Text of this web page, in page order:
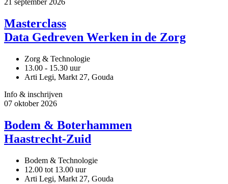
21 september 2026
Masterclass
Data Gedreven Werken in de Zorg
Zorg & Technologie
13.00 - 15.30 uur
Arti Legi, Markt 27, Gouda
Info & inschrijven
07 oktober 2026
Bodem & Boterhammen
Haastrecht-Zuid
Bodem & Technologie
12.00 tot 13.00 uur
Arti Legi, Markt 27, Gouda